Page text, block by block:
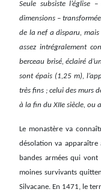
Seule subsiste l’église
dimensions –
de la nef a disparu,
assez intrégralement
berceau brisé, éclairé
sont épais (1,25 m),
très fins ; celui des murs
à la fin du XIIe siècle, ou
Le monastère va
désolation va apparaître
bandes armées qui
moines survivants
Silvacane. En 1471, le